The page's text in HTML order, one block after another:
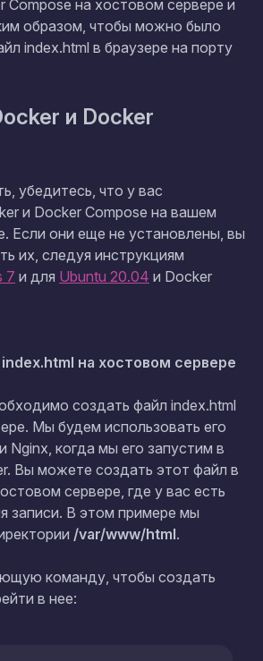
на хостовом сервере и
образом, чтобы можно было
index.html в браузере на порту
и Docker
убедитесь, что у вас
и Docker Compose на вашем
Если они еще не установлены, вы
их, следуя инструкциям
7 и для Ubuntu 20.04 и Docker
на хостовом сервере
создать файл index.html
Мы будем использовать его
Nginx, когда мы его запустим в
Вы можете создать этот файл в
сервере, где у вас есть
записи. В этом примере мы
/var/www/html.
команду, чтобы создать
в нее: